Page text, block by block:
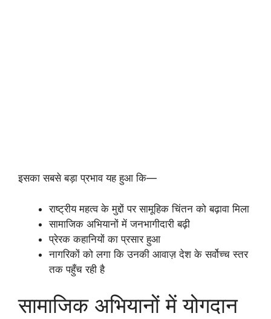
इसका सबसे बड़ा प्रभाव यह हुआ कि—
राष्ट्रीय महत्व के मुद्दों पर सामूहिक चिंतन को बढ़ावा मिला
सामाजिक अभियानों में जनभागीदारी बढ़ी
प्रेरक कहानियों का प्रसार हुआ
नागरिकों को लगा कि उनकी आवाज़ देश के सर्वोच्च स्तर
तक पहुँच रही है
सामाजिक अभियानों में योगदान